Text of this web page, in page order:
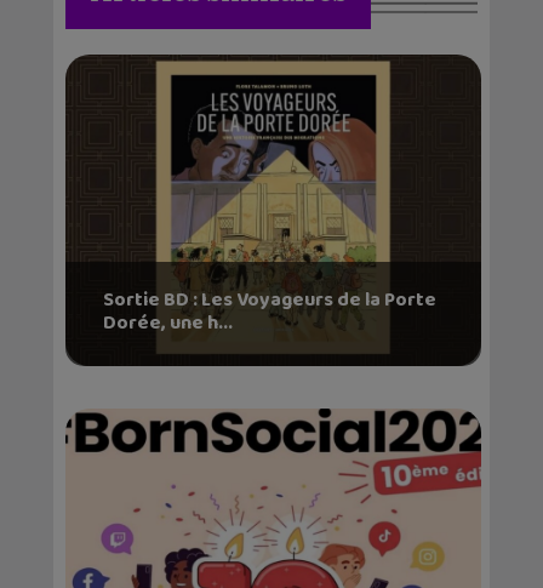
Sortie BD : Les Voyageurs de la Porte
Dorée, une h...